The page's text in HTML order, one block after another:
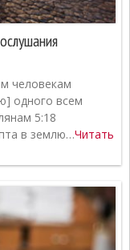
человекам
одного всем
5:18
в землю…Читать